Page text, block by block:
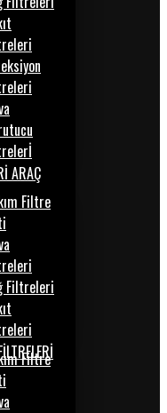
ARAÇ
Filtre
Filtreleri
Filtre